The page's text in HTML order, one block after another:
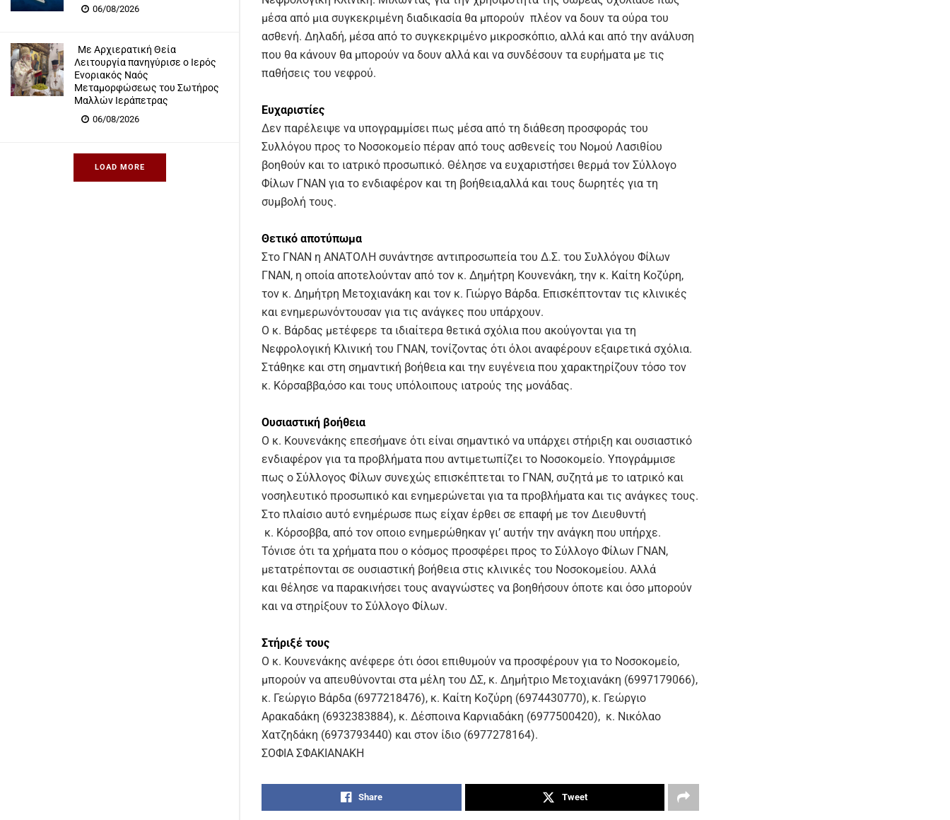
06/08/2026
Με Αρχιερατική Θεία
Λειτουργία πανηγύρισε ο Ιερός
Ενοριακός Ναός
Μεταμορφώσεως του Σωτήρος
Μαλλών Ιεράπετρας
06/08/2026
LOAD MORE
μέσα από μια συγκεκριμένη διαδικασία θα μπορούν πλέον να δουν τα ούρα του
ασθενή. Δηλαδή, μέσα από το συγκεκριμένο μικροσκόπιο, αλλά και από την ανάλυση
που θα κάνουν θα μπορούν να δουν αλλά και να συνδέσουν τα ευρήματα με τις
παθήσεις του νεφρού.
Ευχαριστίες
Δεν παρέλειψε να υπογραμμίσει πως μέσα από τη διάθεση προσφοράς του
Συλλόγου προς το Νοσοκομείο πέραν από τους ασθενείς του Νομού Λασιθίου
βοηθούν και το ιατρικό προσωπικό. Θέλησε να ευχαριστήσει θερμά τον Σύλλογο
Φίλων ΓΝΑΝ για το ενδιαφέρον και τη βοήθεια,αλλά και τους δωρητές για τη
συμβολή τους.
Θετικό αποτύπωμα
Στο ΓΝΑΝ η ΑΝΑΤΟΛΗ συνάντησε αντιπροσωπεία του Δ.Σ. του Συλλόγου Φίλων
ΓΝΑΝ, η οποία αποτελούνταν από τον κ. Δημήτρη Κουνενάκη, την κ. Καίτη Κοζύρη,
τον κ. Δημήτρη Μετοχιανάκη και τον κ. Γιώργο Βάρδα. Επισκέπτονταν τις κλινικές
και ενημερωνόντουσαν για τις ανάγκες που υπάρχουν.
Ο κ. Βάρδας μετέφερε τα ιδιαίτερα θετικά σχόλια που ακούγονται για τη
Νεφρολογική Κλινική του ΓΝΑΝ, τονίζοντας ότι όλοι αναφέρουν εξαιρετικά σχόλια.
Στάθηκε και στη σημαντική βοήθεια και την ευγένεια που χαρακτηρίζουν τόσο τον
κ. Κόρσαββα,όσο και τους υπόλοιπους ιατρούς της μονάδας.
Ουσιαστική βοήθεια
Ο κ. Κουνενάκης επεσήμανε ότι είναι σημαντικό να υπάρχει στήριξη και ουσιαστικό
ενδιαφέρον για τα προβλήματα που αντιμετωπίζει το Νοσοκομείο. Υπογράμμισε
πως ο Σύλλογος Φίλων συνεχώς επισκέπτεται το ΓΝΑΝ, συζητά με το ιατρικό και
νοσηλευτικό προσωπικό και ενημερώνεται για τα προβλήματα και τις ανάγκες τους.
Στο πλαίσιο αυτό ενημέρωσε πως είχαν έρθει σε επαφή με τον Διευθυντή
κ. Κόρσοββα, από τον οποιο ενημερώθηκαν γι’ αυτήν την ανάγκη που υπήρχε.
Τόνισε ότι τα χρήματα που ο κόσμος προσφέρει προς το Σύλλογο Φίλων ΓΝΑΝ,
μετατρέπονται σε ουσιαστική βοήθεια στις κλινικές του Νοσοκομείου. Αλλά
και θέλησε να παρακινήσει τους αναγνώστες να βοηθήσουν όποτε και όσο μπορούν
και να στηρίξουν το Σύλλογο Φίλων.
Στήριξέ τους
Ο κ. Κουνενάκης ανέφερε ότι όσοι επιθυμούν να προσφέρουν για το Νοσοκομείο,
μπορούν να απευθύνονται στα μέλη του ΔΣ, κ. Δημήτριο Μετοχιανάκη (6997179066),
κ. Γεώργιο Βάρδα (6977218476), κ. Καίτη Κοζύρη (6974430770), κ. Γεώργιο
Αρακαδάκη (6932383884), κ. Δέσποινα Καρνιαδάκη (6977500420), κ. Νικόλαο
Χατζηδάκη (6973793440) και στον ίδιο (6977278164).
ΣΟΦΙΑ ΣΦΑΚΙΑΝΑΚΗ
Share Tweet